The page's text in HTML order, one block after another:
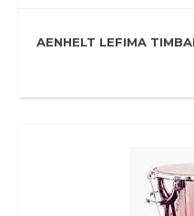
AENHELT LEFIMA